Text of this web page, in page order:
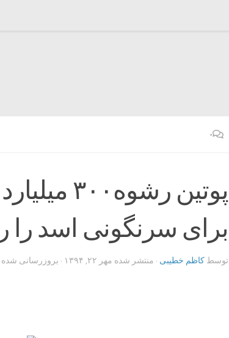
۰
پوتین
برای سرنگونی اسد را
توسط کاظم خطیبی · منتشر شده مهر ۲۲, ۱۳۹۴ · بروزرسانی شده